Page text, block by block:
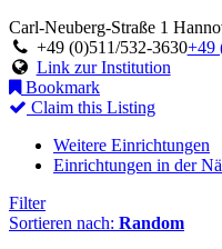
Carl-Neuberg-Straße 1
+49 (0)511/532-3630+49
Link zur Institution
Bookmark
Claim this Listing
Weitere Einrichtungen
Einrichtungen in der
Filter
Sortieren nach: Random